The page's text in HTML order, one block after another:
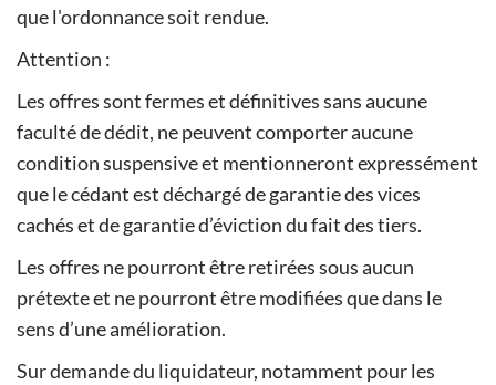
que l'ordonnance soit rendue.
Attention :
Les offres sont fermes et définitives sans aucune
faculté de dédit, ne peuvent comporter aucune
condition suspensive et mentionneront expressément
que le cédant est déchargé de garantie des vices
cachés et de garantie d’éviction du fait des tiers.
Les offres ne pourront être retirées sous aucun
prétexte et ne pourront être modifiées que dans le
sens d’une amélioration.
Sur demande du liquidateur, notamment pour les